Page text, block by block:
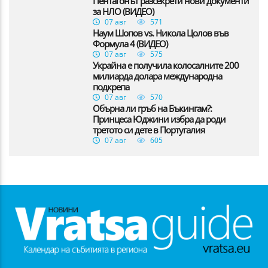
за НЛО (ВИДЕО)
07 авг 571
Наум Шопов vs. Никола Цолов във
Формула 4 (ВИДЕО)
07 авг 575
Украйна е получила колосалните 200
милиарда долара международна
подкрепа
07 авг 570
Обърна ли гръб на Бъкингам?:
Принцеса Юджини избра да роди
третото си дете в Португалия
07 авг 605